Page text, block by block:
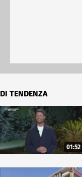
DI TENDENZA
01:52